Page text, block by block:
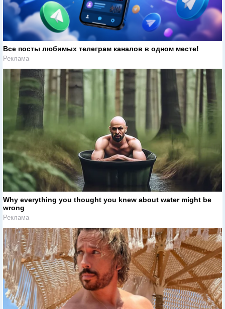
Все посты любимых телеграм каналов в одном месте!
Реклама
Why everything you thought you knew about water might be
wrong
Реклама